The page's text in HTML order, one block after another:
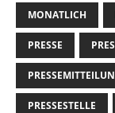
MONATLICH
PRESSE
PRESSESTELLE